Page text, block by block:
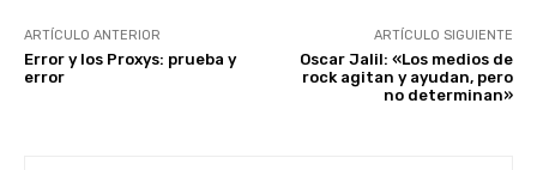
ARTÍCULO ANTERIOR
Error y los Proxys: prueba y
error
ARTÍCULO SIGUIENTE
Oscar Jalil: «Los medios de
rock agitan y ayudan, pero
no determinan»